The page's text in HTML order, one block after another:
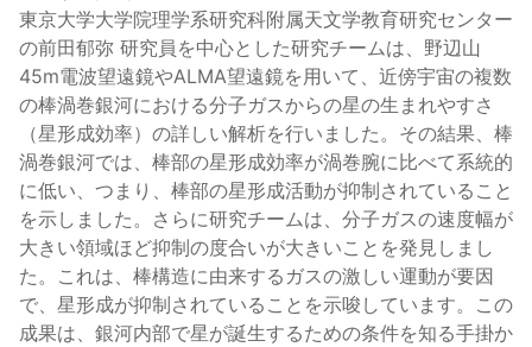
東京大学大学院理学系研究科附属天文学教育研究センター
の前田郁弥 研究員を中心とした研究チームは、野辺山
45m電波望遠鏡やALMA望遠鏡を用いて、近傍宇宙の複数
の棒渦巻銀河における分子ガスからの星の生まれやすさ
（星形成効率）の詳しい解析を行いました。その結果、棒
渦巻銀河では、棒部の星形成効率が渦巻腕に比べて系統的
に低い、つまり、棒部の星形成活動が抑制されていること
を示しました。さらに研究チームは、分子ガスの速度幅が
大きい領域ほど抑制の度合いが大きいことを発見しまし
た。これは、棒構造に由来するガスの激しい運動が要因
で、星形成が抑制されていることを示唆しています。この
成果は、銀河内部で星が誕生するための条件を知る手掛か